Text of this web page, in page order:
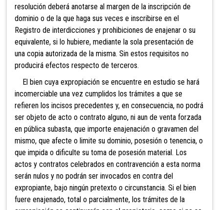
resolución deberá anotarse al margen de la inscripción de
dominio o de la que haga sus veces e inscribirse en el
Registro de interdicciones y prohibiciones de enajenar o su
equivalente, si lo hubiere, mediante la sola presentación de
una copia autorizada de la misma. Sin estos requisitos no
producirá efectos respecto de terceros.
El bien cuya expropiación se encuentre en estudio se hará
incomerciable una vez cumplidos los trámites a que se
refieren los incisos precedentes y, en consecuencia, no podrá
ser objeto de acto o contrato alguno, ni aun de venta forzada
en pública subasta, que importe enajenación o gravamen del
mismo, que afecte o limite su dominio, posesión o tenencia, o
que impida o dificulte su toma de posesión material. Los
actos y contratos celebrados en contravención a esta norma
serán nulos y no podrán ser invocados en contra del
expropiante, bajo ningún pretexto o circunstancia. Si el bien
fuere enajenado, total o parcialmente, los trámites de la